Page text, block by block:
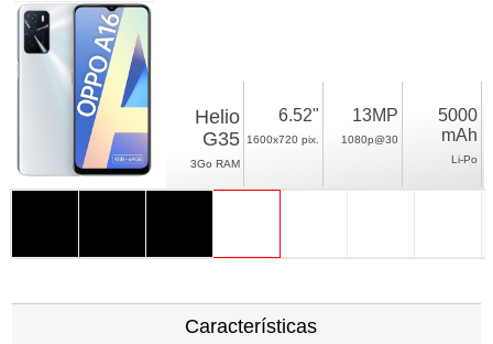
Helio
G35
3Go RAM
6.52"
1600x720 pix.
13MP
1080p@30
5000
mAh
Li-Po
Características